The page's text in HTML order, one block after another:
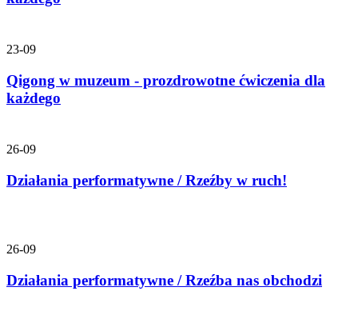
23-09
Qigong w muzeum - prozdrowotne ćwiczenia dla
każdego
26-09
Działania performatywne / Rzeźby w ruch!
26-09
Działania performatywne / Rzeźba nas obchodzi